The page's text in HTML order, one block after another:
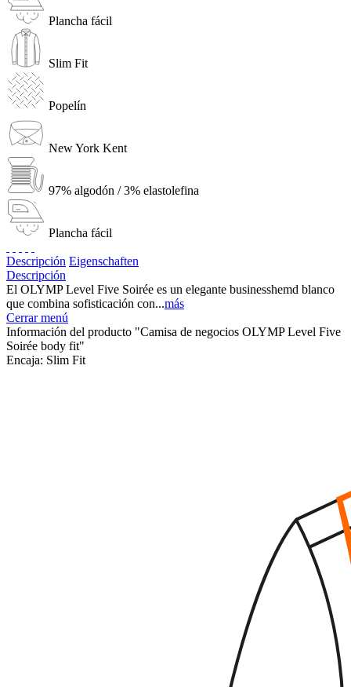
Plancha fácil
Slim Fit
Popelín
New York Kent
97% algodón / 3% elastolefina
Plancha fácil
Descripción Eigenschaften
Descripción
El OLYMP Level Five Soirée es un elegante businesshemd blanco
que combina sofisticación con...más
Cerrar menú
Información del producto "Camisa de negocios OLYMP Level Five
Soirée body fit"
Encaja: Slim Fit